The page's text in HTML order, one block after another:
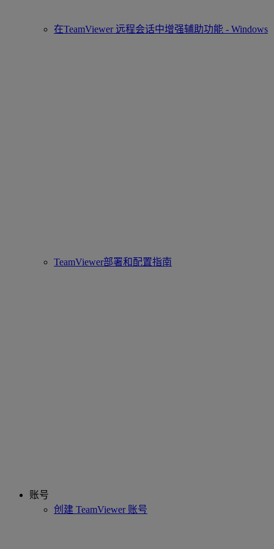
在TeamViewer 远程会话中增强辅助功能 - Windows
TeamViewer部署和配置指南
账号
创建 TeamViewer 账号